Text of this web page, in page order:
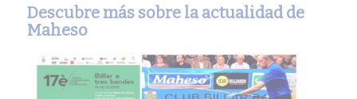
Descubre más sobre la actualidad de
Maheso